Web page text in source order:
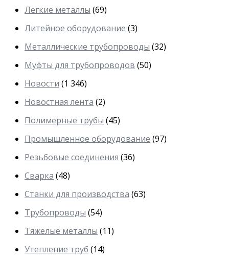
Легкие металлы (69)
Литейное оборудование (3)
Металлические трубопроводы (32)
Муфты для трубопроводов (50)
Новости (1 346)
Новостная лента (2)
Полимерные трубы (45)
Промышленное оборудование (97)
Резьбовые соединения (36)
Сварка (48)
Станки для производства (63)
Трубопроводы (54)
Тяжелые металлы (11)
Утепление труб (14)